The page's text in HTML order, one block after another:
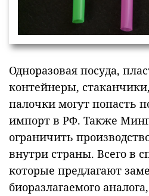
Одноразовая посуда,
контейнеры,
палочки могут попасть
импорт в РФ. Также
ограничить
внутри страны. Всего в
которые предлагают
биоразлагаемого